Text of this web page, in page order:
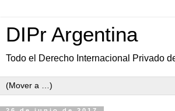
DIPr Argentina
Todo el Derecho Internacional Privado